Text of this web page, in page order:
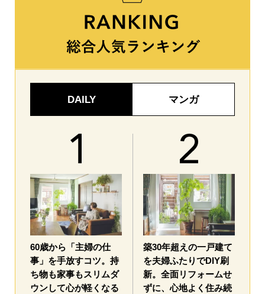
DAILY マンガ
60歳から「主婦の仕
事」を手放すコツ。持
ち物も家事もスリムダ
ウンして心が軽くなる
築30年超えの一戸建て
を夫婦ふたりでDIY刷
新。全面リフォームせ
ずに、心地よく住み続